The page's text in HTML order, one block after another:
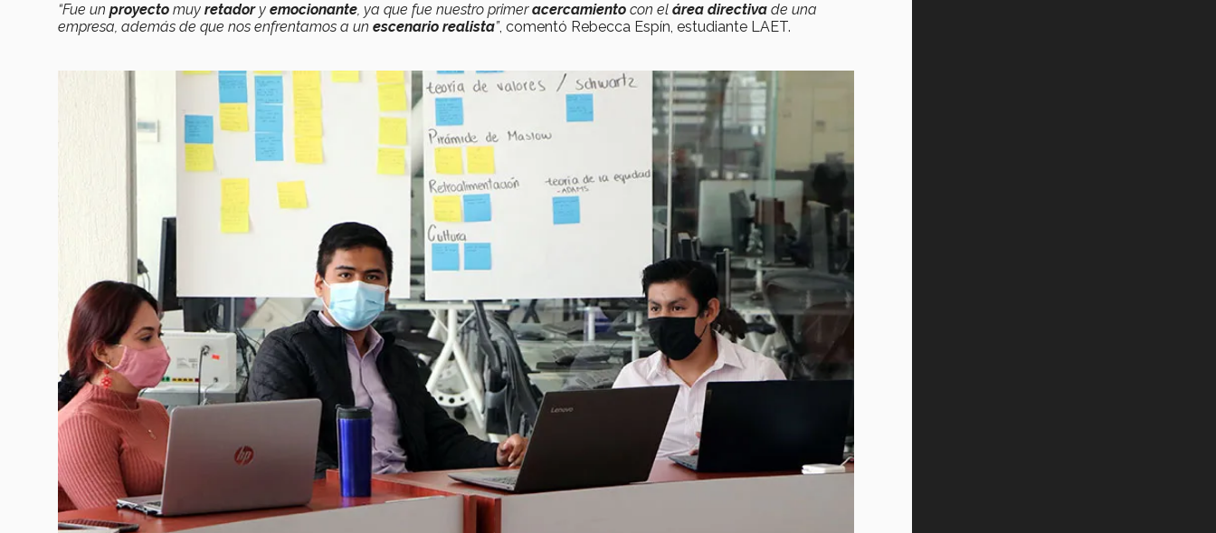
“Fue un proyecto muy retadory emocionante , ya que fue nuestro primeracercamiento con el área directiva de una
empresa, además de que nos enfrentamos a un escenario realista”, comentó Rebecca Espín, estudiante LAET.